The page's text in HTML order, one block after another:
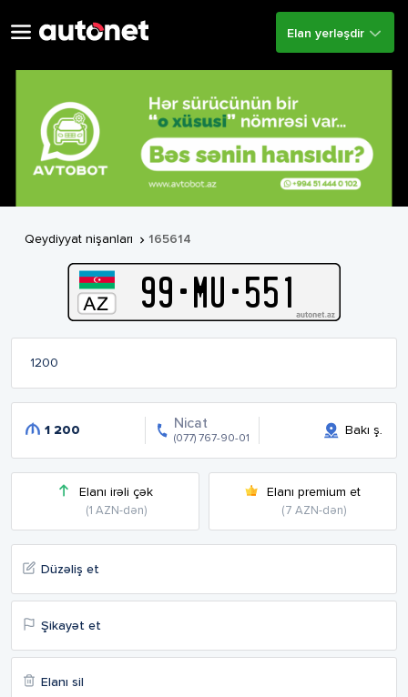
Elan yerləşdir
Qeydiyyat nişanları  165614
99-MU-551
1200
1 200 Nicat
(077) 767-90-01
Bakı ş.
Elanı irəli çək
(1 AZN-dən)
Elanı premium et
(7 AZN-dən)
Düzəliş et
Şikayət et
Elanı sil